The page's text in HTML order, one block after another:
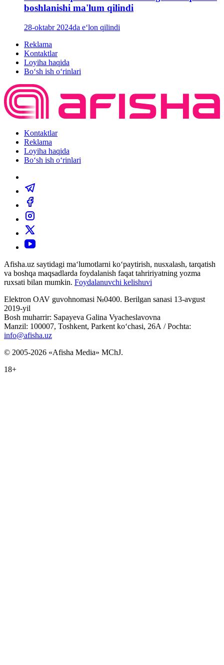
boshlanishi ma'lum qilindi
28-oktabr 2024da e‘lon qilindi
Reklama
Kontaktlar
Loyiha haqida
Bo‘sh ish o‘rinlari
Kontaktlar
Reklama
Loyiha haqida
Bo‘sh ish o‘rinlari
Afisha.uz saytidagi ma‘lumotlarni ko‘paytirish, nusxalash, tarqatish
va boshqa maqsadlarda foydalanish faqat tahririyatning yozma
ruxsati bilan mumkin. Foydalanuvchi kelishuvi
Elektron OAV guvohnomasi №0400. Berilgan sanasi 13-avgust
2019-yil
Bosh muharrir: Sapayeva Galina Vyacheslavovna
Manzil: 100007, Toshkent, Parkent ko‘chasi, 26А / Pochta:
info@afisha.uz
© 2005-2026 «Afisha Media» MChJ.
18+